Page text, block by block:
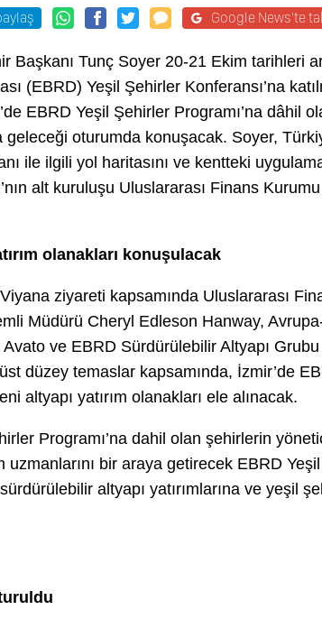
Google News'te
Başkanı Tunç Soyer 20-21 Ekim tarihleri
(EBRD) Yeşil Şehirler Konferansı’na
EBRD Yeşil Şehirler Programı’na dâhil
oturumda konuşacak. Soyer,
ile ilgili yol haritasını ve kentteki
alt kuruluşu Uluslararası Finans
olanakları konuşulacak
ziyareti kapsamında Uluslararası
Müdürü Cheryl Edleson Hanway,
ve EBRD Sürdürülebilir Altyapı
düzey temaslar kapsamında, İzmir’de
altyapı yatırım olanakları ele alınacak.
Programı’na dahil olan şehirlerin
uzmanlarını bir araya getirecek EBRD
altyapı yatırımlarına ve yeşil